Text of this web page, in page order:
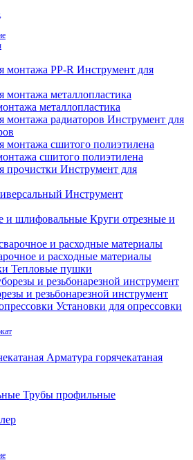
Инструмент для
металлопластика
Инструмент для
сшитого полиэтилена
Инструмент для
Инструмент
Круги отрезные и
и расходные материалы
Тепловые пушки
и резьбонарезной инструмент
Установки для опрессовки
Арматура горячекатаная
Трубы профильные